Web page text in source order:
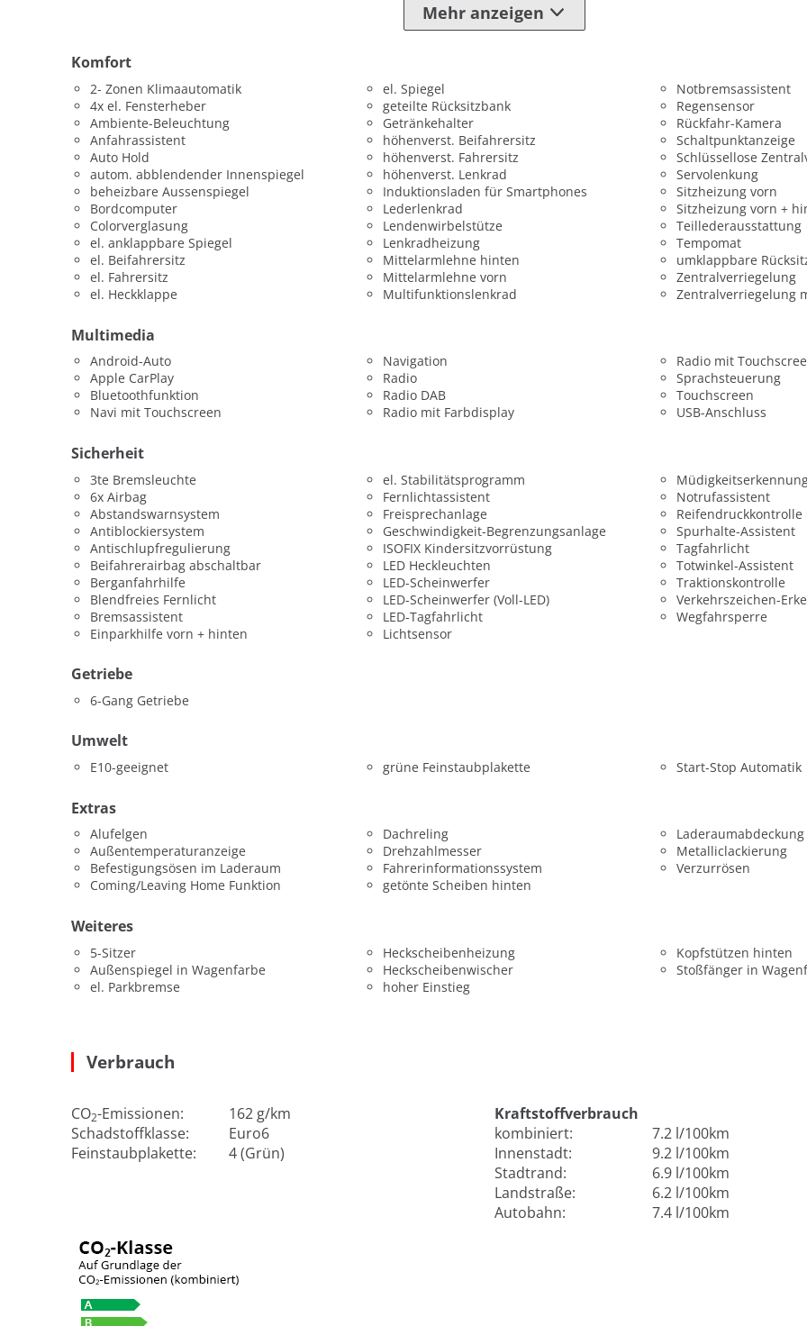
Mehr anzeigen
Komfort
2- Zonen Klimaautomatik
4x el. Fensterheber
Ambiente-Beleuchtung
Anfahrassistent
Auto Hold
autom. abblendender Innenspiegel
beheizbare Aussenspiegel
Bordcomputer
Colorverglasung
el. anklappbare Spiegel
el. Beifahrersitz
el. Fahrersitz
el. Heckklappe
el. Spiegel
geteilte Rücksitzbank
Getränkehalter
höhenverst. Beifahrersitz
höhenverst. Fahrersitz
höhenverst. Lenkrad
Induktionsladen für Smartphones
Lederlenkrad
Lendenwirbelstütze
Lenkradheizung
Mittelarmlehne hinten
Mittelarmlehne vorn
Multifunktionslenkrad
Notbremsassistent
Regensensor
Rückfahr-Kamera
Schaltpunktanzeige
Schlüssellose
Servolenkung
Sitzheizung vorn
Sitzheizung vorn +
Teillederausstattung
Tempomat
umklappbare
Zentralverriegelung
Zentralverriegelung
Multimedia
Android-Auto
Apple CarPlay
Bluetoothfunktion
Navi mit Touchscreen
Navigation
Radio
Radio DAB
Radio mit Farbdisplay
Radio mit
Sprachsteuerung
Touchscreen
USB-Anschluss
Sicherheit
3te Bremsleuchte
6x Airbag
Abstandswarnsystem
Antiblockiersystem
Antischlupfregulierung
Beifahrerairbag abschaltbar
Berganfahrhilfe
Blendfreies Fernlicht
Bremsassistent
Einparkhilfe vorn + hinten
el. Stabilitätsprogramm
Fernlichtassistent
Freisprechanlage
Geschwindigkeit-Begrenzungsanlage
ISOFIX Kindersitzvorrüstung
LED Heckleuchten
LED-Scheinwerfer
LED-Scheinwerfer (Voll-LED)
LED-Tagfahrlicht
Lichtsensor
Notrufassistent
Reifendruckkontrolle
Spurhalte-Assistent
Tagfahrlicht
Totwinkel-Assistent
Traktionskontrolle
Verkehrszeichen-
Wegfahrsperre
Getriebe
6-Gang Getriebe
Umwelt
E10-geeignet grüne Feinstaubplakette Start-Stop Automatik
Extras
Alufelgen
Außentemperaturanzeige
Befestigungsösen im Laderaum
Coming/Leaving Home Funktion
Dachreling
Drehzahlmesser
Fahrerinformationssystem
getönte Scheiben hinten
Laderaumabdeckung
Metalliclackierung
Verzurrösen
Weiteres
5-Sitzer
Außenspiegel in Wagenfarbe
el. Parkbremse
Heckscheibenheizung
Heckscheibenwischer
hoher Einstieg
Kopfstützen hinten
Stoßfänger in
Verbrauch
CO2-Emissionen:
162 g/km
Schadstoffklasse:
Euro6
Feinstaubplakette:
4 (Grün)
Kraftstoffverbrauch
kombiniert:
7.2 l/100km
Innenstadt:
9.2 l/100km
Stadtrand:
6.9 l/100km
Landstraße:
6.2 l/100km
Autobahn:
7.4 l/100km